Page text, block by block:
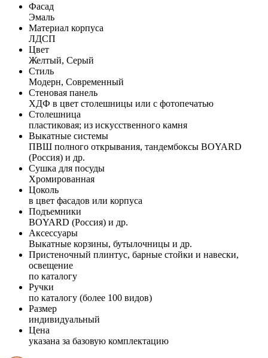
Фасад
Эмаль
Материал корпуса
ЛДСП
Цвет
Желтый, Серый
Стиль
Модерн, Современный
Стеновая панель
ХДФ в цвет столешницы или с фотопечатью
Столешница
пластиковая; из искусственного камня
Выкатные системы
ПВШ полного открывания, тандембоксы BOYARD
(Россия) и др.
Сушка для посуды
Хромированная
Цоколь
в цвет фасадов или корпуса
Подъемники
BOYARD (Россия) и др.
Аксессуары
Выкатные корзины, бутылочницы и др.
Пристеночный плинтус, барные стойки и навески,
освещение
по каталогу
Ручки
по каталогу (более 100 видов)
Размер
индивидуальный
Цена
указана за базовую комплектацию